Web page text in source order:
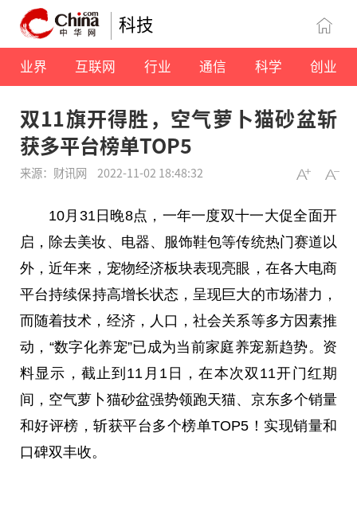
科技
业界 互联网 行业 通信 科学 创业
双11旗开得胜，空气萝卜猫砂盆斩
获多平台榜单TOP5
来源：财讯网 2022-11-02 18:48:32
10月31日晚8点，一年一度双十一大促全面开
启，除去美妆、电器、服饰鞋包等传统热门赛道以
外，近年来，宠物经济板块表现亮眼，在各大电商
平台持续保持高增长状态，呈现巨大的市场潜力，
而随着技术，经济，人口，社会关系等多方因素推
动，“数字化养宠”已成为当前家庭养宠新趋势。资
料显示，截止到11月1日，在本次双11开门红期
间，空气萝卜猫砂盆强势领跑天猫、京东多个销量
和好评榜，斩获平台多个榜单TOP5！实现销量和
口碑双丰收。